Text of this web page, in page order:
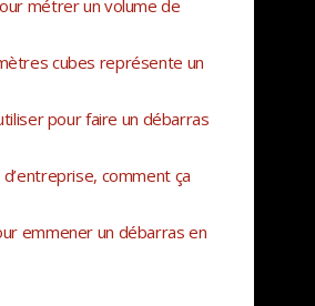
métrer un volume de
cubes représente un
pour faire un débarras
comment ça
emmener un débarras en